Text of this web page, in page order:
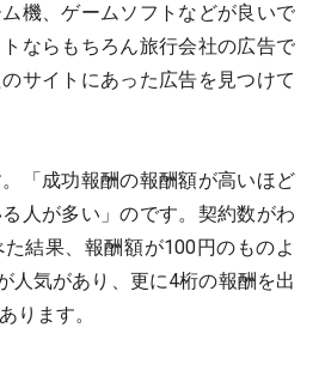
機、ゲームソフトなどが良いで
ならもちろん旅行会社の広告で
サイトにあった広告を見つけて
「成功報酬の報酬額が高いほど
人が多い」のです。契約数がわ
結果、報酬額が100円のものよ
人気があり、更に4桁の報酬を出
ります。